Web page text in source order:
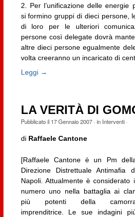
2. Per l’unificazione delle energie
si formino gruppi di dieci persone,
di loro per le ulteriori
persone così delegate dovrà
altre dieci persone egualmente
volta creeranno un incaricato di
Leggi →
LA VERITÀ DI
Pubblicato il 17 Gennaio 2007· in Interventi·
di Raffaele Cantone
[Raffaele Cantone è un Pm
Direzione Distrettuale Antimafia
Napoli. Attualmente è considerato
numero uno nella battaglia ai
più potenti della
imprenditrice. Le sue indagini